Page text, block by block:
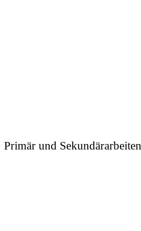
Primär und Sekundärarbeiten